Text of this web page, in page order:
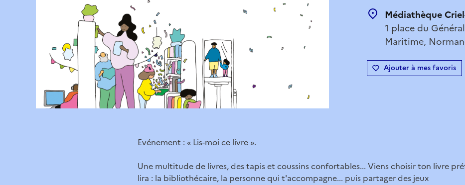
Médiathèque
1 place du
Maritime,
Ajouter à mes favoris
Evénement : « Lis-moi ce livre ».
Une multitude de livres, des tapis et coussins confortables... Viens choisir ton livre
lira : la bibliothécaire, la personne qui t'accompagne... puis partager des jeux